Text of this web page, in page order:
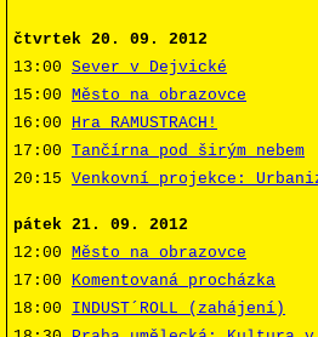
čtvrtek 20. 09. 2012
13:00 Sever v Dejvické
15:00 Město na obrazovce
16:00 Hra RAMUSTRACH!
17:00 Tančírna pod širým nebem
20:15 Venkovní projekce:
pátek 21. 09. 2012
12:00 Město na obrazovce
17:00 Komentovaná procházka
18:00 INDUST´ROLL (zahájení)